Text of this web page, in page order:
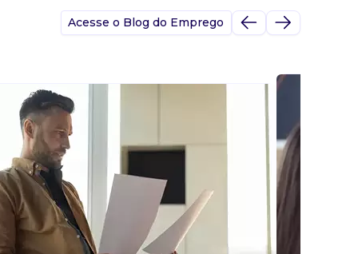
Acesse o Blog do Emprego